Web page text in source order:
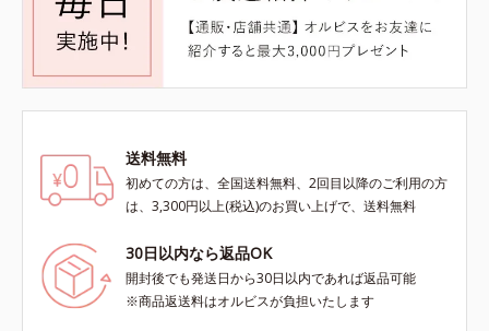
送料無料
初めての方は、全国送料無料、2回目以降のご利用の方
は、3,300円以上(税込)のお買い上げで、送料無料
30日以内なら返品OK
開封後でも発送日から30日以内であれば返品可能
※商品返送料はオルビスが負担いたします